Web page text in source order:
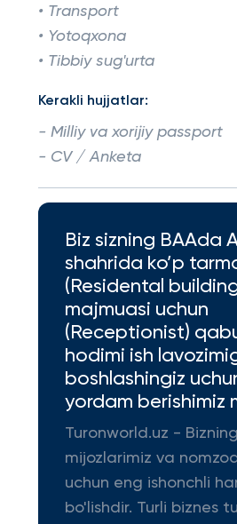
• Transport
• Yotoqxona
• Tibbiy sug'urta
Kerakli hujjatlar:
- Milliy va xorijiy passport
- CV / Anketa
Biz sizning BAAda
shahrida ko’p
(Residental
majmuasi uchun
(Receptionist)
hodimi ish
boshlashingiz
yordam berishimiz
Turonworld.uz -
mijozlarimiz va
uchun eng ishonchli
bo'lishdir. Turli biznes